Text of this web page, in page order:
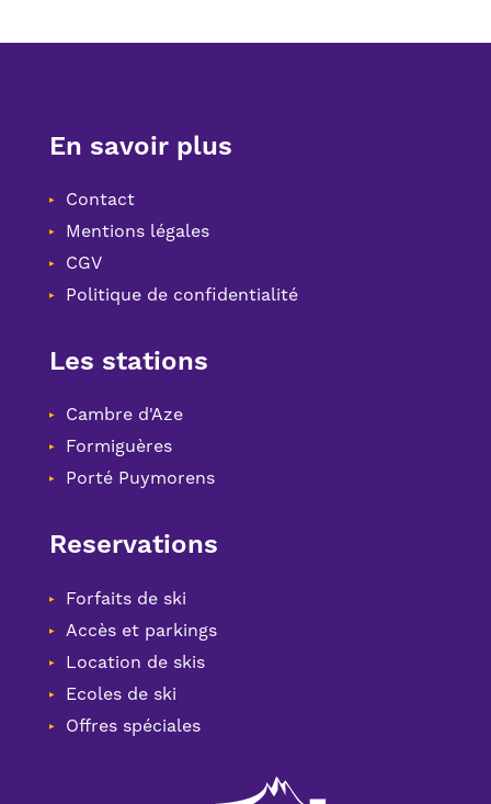
En savoir plus
Contact
Mentions légales
CGV
Politique de confidentialité
Les stations
Cambre d'Aze
Formiguères
Porté Puymorens
Reservations
Forfaits de ski
Accès et parkings
Location de skis
Ecoles de ski
Offres spéciales